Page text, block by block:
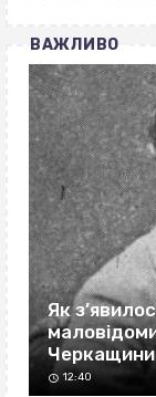
ВАЖЛИВО
Як
Черкащини
12:40